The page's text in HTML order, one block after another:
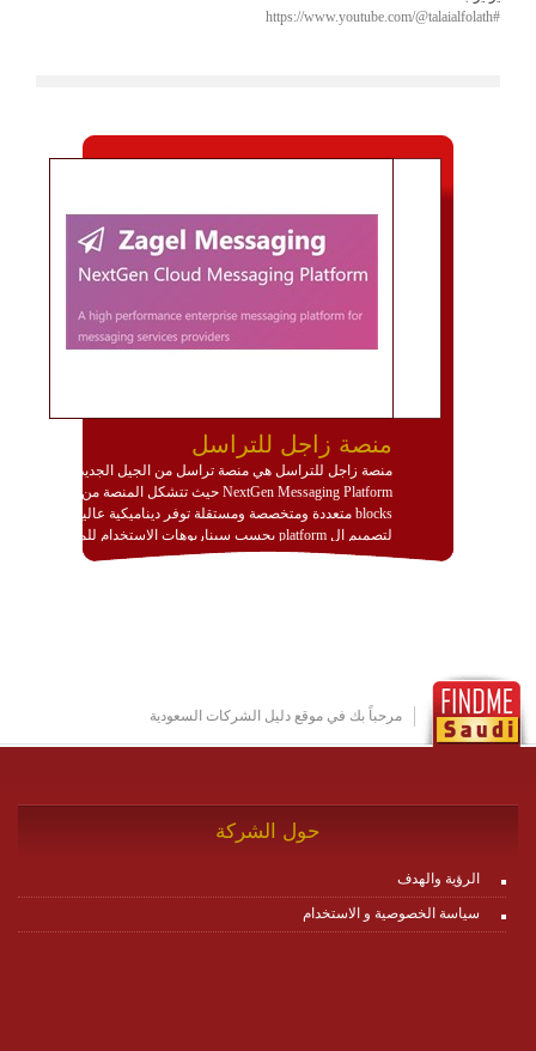
https://www.youtube.com/@talaialfolath#
منصة زاجل للتراسل
منصة زاجل للتراسل هي منصة تراسل من الجيل الجديد
NextGen Messaging Platform حيث تتشكل المنصة من
blocks متعددة ومتخصصة ومستقلة توفر ديناميكية عالية
لتصميم ال platform بحسب سيناريوهات الاستخدام للمنصة
وتتوافق مع النشر والاستثمار ضمن بيئة استضافة dedicated
http://www.plutosms.com/zagel
مرحباً بك في موقع دليل الشركات السعودية
حول الشركة
الرؤية والهدف
سياسة الخصوصية و الاستخدام